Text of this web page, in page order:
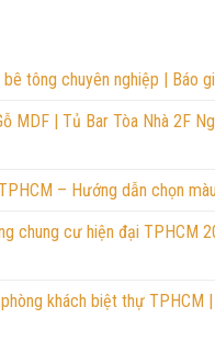
tông chuyên nghiệp | Báo
MDF | Tủ Bar Tòa Nhà 2F
– Hướng dẫn chọn
chung cư hiện đại TPHCM
khách biệt thự TPHCM